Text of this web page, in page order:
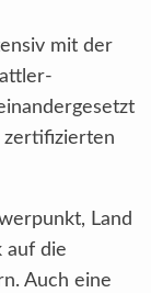
mit der
zertifizierten
Land
auf die
Auch eine